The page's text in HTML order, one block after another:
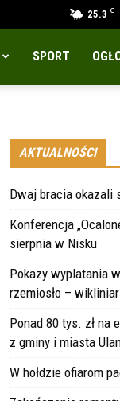
25.3 C
SPORT
AKTUALNOŚCI
Dwaj bracia okazali
Konferencja
sierpnia w Nisku
Pokazy wyplatania
rzemiosło –
Ponad 80 tys. zł na
z gminy i miasta
W hołdzie ofiarom